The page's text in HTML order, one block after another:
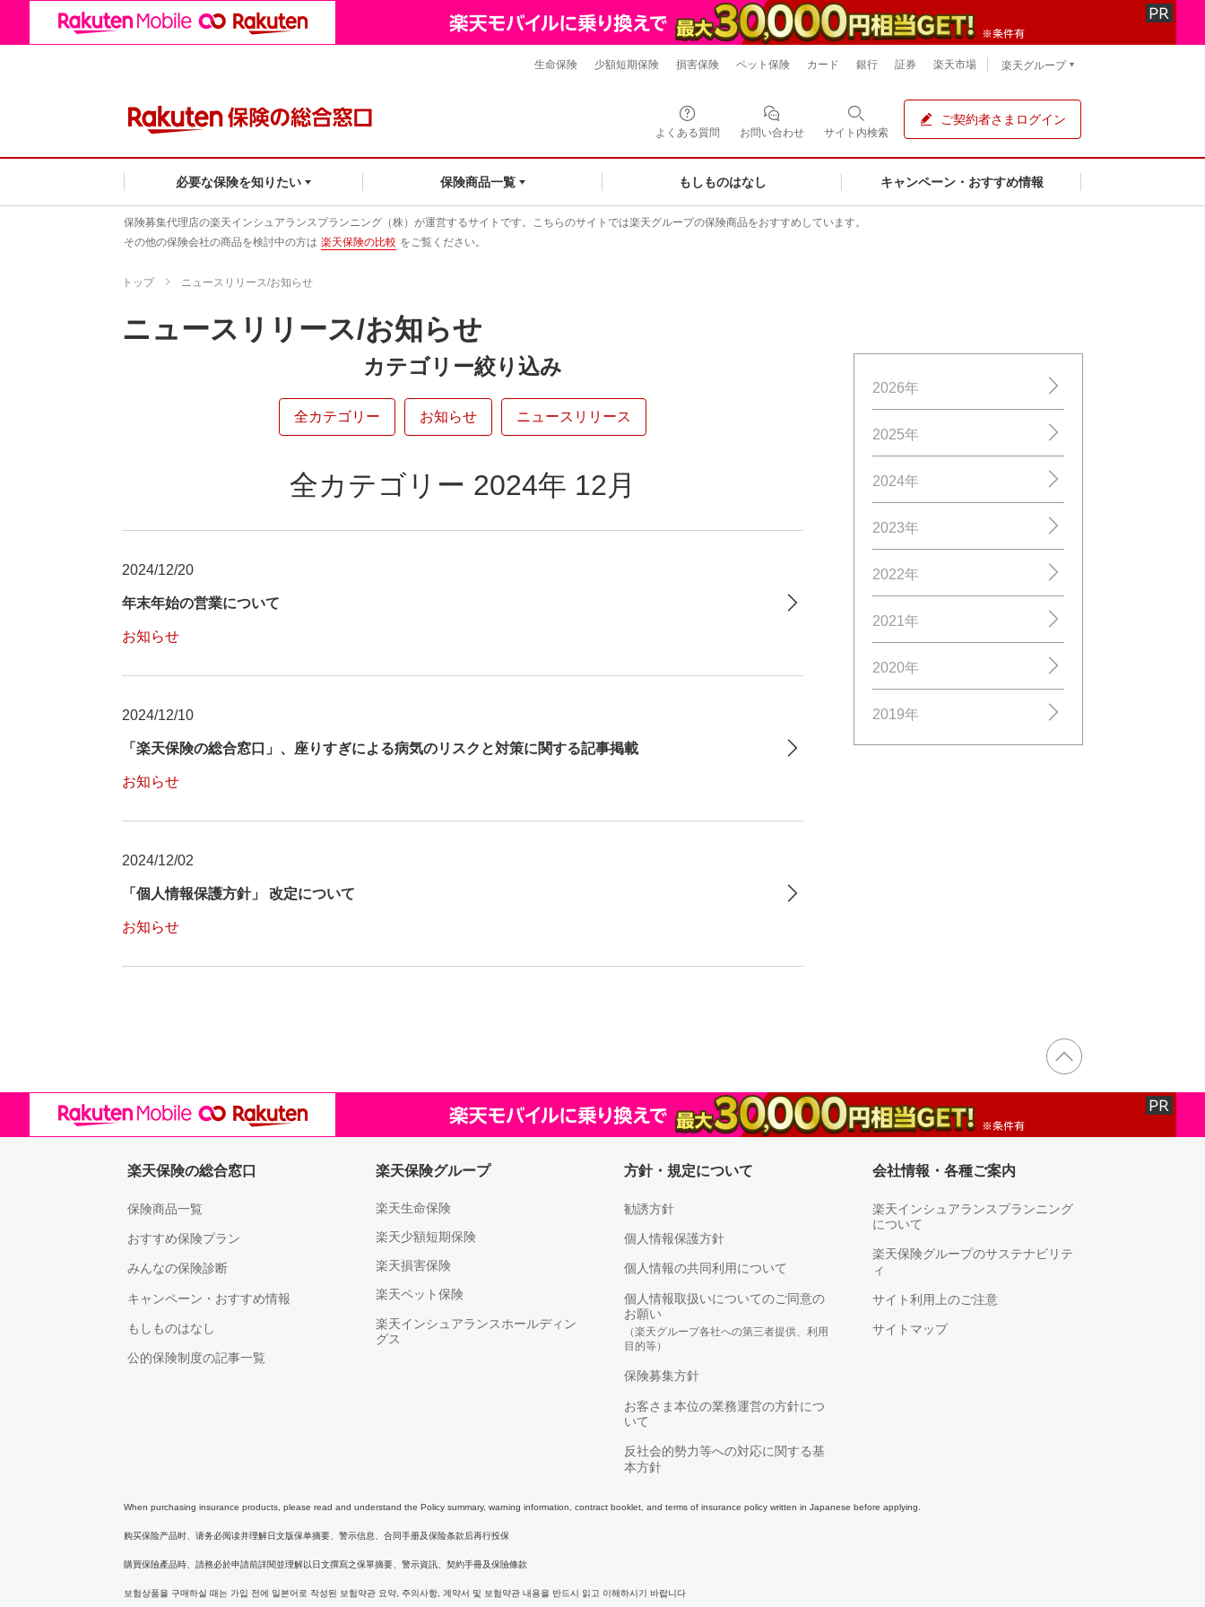
よくある質問 お問い合わせ サイト内検索
ご契約者さまログイン
必要な保険を知りたい 保険商品一覧 もしものはなし キャンペーン・おすすめ情報
生命保険 少額短期保険 損害保険 ペット保険 カード 銀行 証券 楽天市場 楽天グループ
保険募集代理店の楽天インシュアランスプランニング（株）が運営するサイトです。こちらのサイトでは楽天グループの保険商品をおすすめしています。
その他の保険会社の商品を検討中の方は 楽天保険の比較 をご覧ください。
トップ ニュースリリース/お知らせ
ニュースリリース/お知らせ
カテゴリー絞り込み
全カテゴリー お知らせ ニュースリリース
全カテゴリー 2024年 12月
2024/12/20
年末年始の営業について
お知らせ
2024/12/10
「楽天保険の総合窓口」、座りすぎによる病気のリスクと対策に関する記事掲載
お知らせ
2024/12/02
「個人情報保護方針」 改定について
お知らせ
2026年
2025年
2024年
2023年
2022年
2021年
2020年
2019年
楽天保険の総合窓口
保険商品一覧
おすすめ保険プラン
みんなの保険診断
キャンペーン・おすすめ情報
もしものはなし
公的保険制度の記事一覧
楽天保険グループ
楽天生命保険
楽天少額短期保険
楽天損害保険
楽天ペット保険
楽天インシュアランスホールディン
グス
方針・規定について
勧誘方針
個人情報保護方針
個人情報の共同利用について
個人情報取扱いについてのご同意の
お願い
（楽天グループ各社への第三者提供、利用
目的等）
保険募集方針
お客さま本位の業務運営の方針につ
いて
反社会的勢力等への対応に関する基
本方針
会社情報・各種ご案内
楽天インシュアランスプランニング
について
楽天保険グループのサステナビリテ
ィ
サイト利用上のご注意
サイトマップ
When purchasing insurance products, please read and understand the Policy summary, warning information, contract booklet, and terms of insurance policy written in Japanese before applying.
购买保险产品时、请务必阅读并理解日文版保单摘要、警示信息、合同手册及保险条款后再行投保
購買保險產品時、請務必於申請前詳閱並理解以日文撰寫之保單摘要、警示資訊、契約手冊及保險條款
보험상품을 구매하실 때는 가입 전에 일본어로 작성된 보험약관 요약, 주의사항, 계약서 및 보험약관 내용을 반드시 읽고 이해하시기 바랍니다